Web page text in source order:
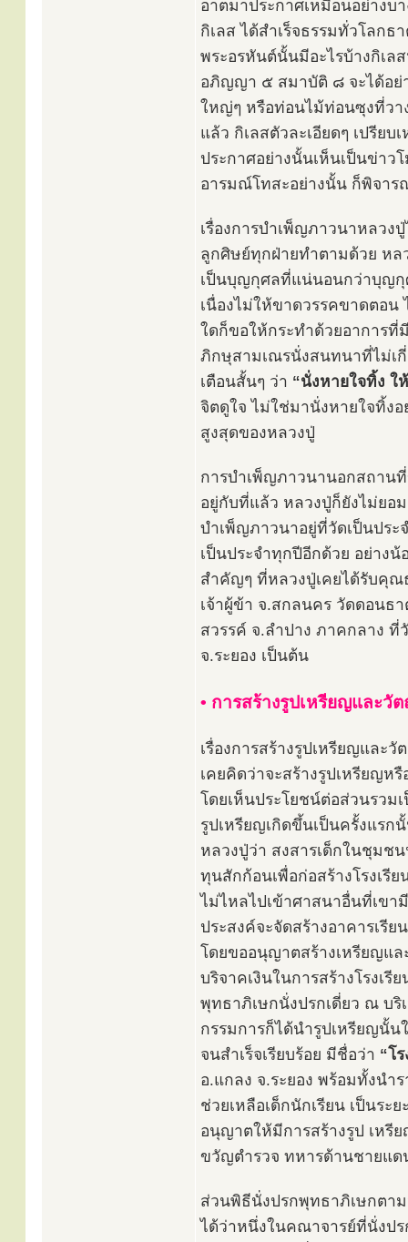
อาตมาประกาศเหมือนอย่าง
กิเลส ได้สำเร็จธรรมทั่วโลก
พระอรหันต์นั้นมีอะไรบ้างกิเล
อภิญญา ๕ สมาบัติ ๘ จะได้อย่า
ใหญ่ๆ หรือท่อนไม้ท่อนซุงที่วา
แล้ว กิเลสตัวละเอียดๆ เปรีย
ประกาศอย่างนั้นเห็นเป็นข่าว
อารมณ์โทสะอย่างนั้น ก็พิจาร
เรื่องการบำเพ็ญภาวนาหลวง
ลูกศิษย์ทุกฝ่ายทำตามด้วย หล
เป็นบุญกุศลที่แน่นอนกว่าบุญกุ
เนื่องไม่ให้ขาดวรรคขาดตอน
ใดก็ขอให้กระทำด้วยอาการที่
ภิกษุสามเณรนั่งสนทนาที่ไม่เ
เตือนสั้นๆ ว่า “นั่งหายใจทิ้ง ใ
จิตดูใจ ไม่ใช่มานั่งหายใจทิ้ง
สูงสุดของหลวงปู่
การบำเพ็ญภาวนานอกสถาน
อยู่กับที่แล้ว หลวงปู่ก็ยังไม่ยอ
บำเพ็ญภาวนาอยู่ที่วัดเป็นปร
เป็นประจำทุกปีอีกด้วย อย่าง
สำคัญๆ ที่หลวงปู่เคยได้รับคุ
เจ้าผู้ข้า จ.สกลนคร วัดดอนธ
สวรรค์ จ.ลำปาง ภาคกลาง
จ.ระยอง เป็นต้น
• การสร้างรูปเหรียญและวั
เรื่องการสร้างรูปเหรียญและ
เคยคิดว่าจะสร้างรูปเหรียญห
โดยเห็นประโยชน์ต่อส่วนรวม
รูปเหรียญเกิดขึ้นเป็นครั้งแรก
หลวงปู่ว่า สงสารเด็กในชุมช
ทุนสักก้อนเพื่อก่อสร้างโรงเรี
ไม่ไหลไปเข้าศาสนาอื่นที่เขา
ประสงค์จะจัดสร้างอาคารเรี
โดยขออนุญาตสร้างเหรียญแ
บริจาคเงินในการสร้างโรงเ
พุทธาภิเษกนั่งปรกเดี่ยว ณ บริ
กรรมการก็ได้นำรูปเหรียญนั้
จนสำเร็จเรียบร้อย มีชื่อว่า “โ
อ.แกลง จ.ระยอง พร้อมทั้งนำ
ช่วยเหลือเด็กนักเรียน เป็นร
อนุญาตให้มีการสร้างรูป เหรี
ขวัญตำรวจ ทหารด้านชายแด
ส่วนพิธีนั่งปรกพุทธาภิเษกตาม
ได้ว่าหนึ่งในคณาจารย์ที่นั่งป